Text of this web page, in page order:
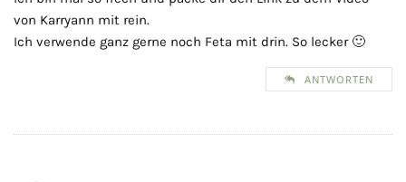
von Karryann mit rein.
Ich verwende ganz gerne noch Feta mit drin. So lecker 🙂
ANTWORTEN